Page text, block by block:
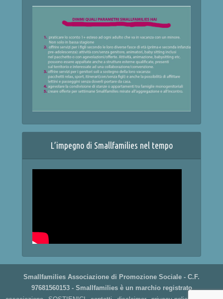
L’impegno di Smallfamilies nel tempo
Smallfamilies Associazione di Promozione Sociale - C.F.
97681560153 - Smallfamilies è un marchio registrato